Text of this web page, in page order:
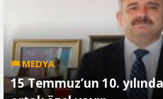
MEDYA
15 Temmuz’un 10.